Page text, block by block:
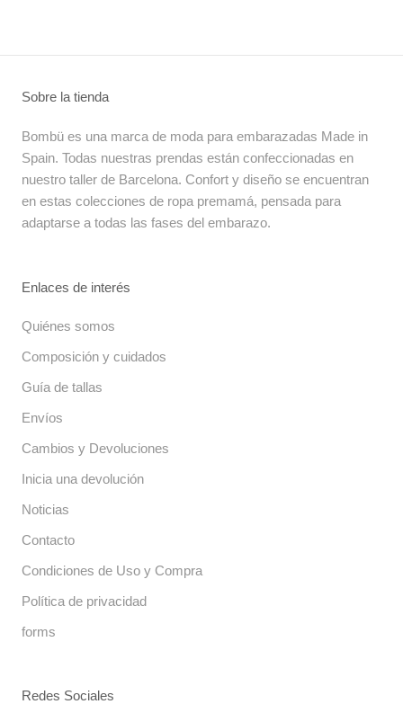
Sobre la tienda
Bombü es una marca de moda para embarazadas Made in
Spain. Todas nuestras prendas están confeccionadas en
nuestro taller de Barcelona. Confort y diseño se encuentran
en estas colecciones de ropa premamá, pensada para
adaptarse a todas las fases del embarazo.
Enlaces de interés
Quiénes somos
Composición y cuidados
Guía de tallas
Envíos
Cambios y Devoluciones
Inicia una devolución
Noticias
Contacto
Condiciones de Uso y Compra
Política de privacidad
forms
Redes Sociales